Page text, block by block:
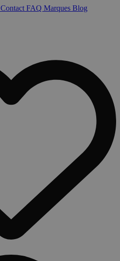
Contact FAQ Marques Blog